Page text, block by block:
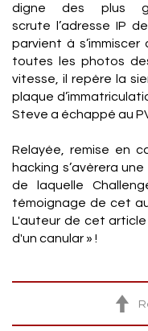
digne des plus
scrute l’adresse IP
parvient à
toutes les photos
vitesse, il repère la
plaque
Steve a échappé au
Relayée, remise en
hacking s’avèrera
de laquelle
témoignage de cet
L'auteur de cet
d'un canular » !